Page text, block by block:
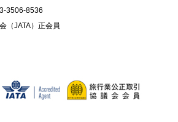
3506-8536
（JATA）正会員